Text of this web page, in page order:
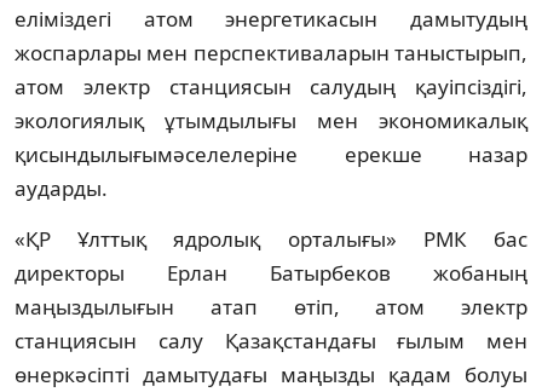
еліміздегі атом энергетикасын дамытудың
жоспарлары мен перспективаларын таныстырып,
атом электр станциясын салудың қауіпсіздігі,
экологиялық ұтымдылығы мен экономикалық
қисындылығымәселелеріне ерекше назар
аударды.
«ҚР Ұлттық ядролық орталығы» РМК бас
директоры Ерлан Батырбеков жобаның
маңыздылығын атап өтіп, атом электр
станциясын салу Қазақстандағы ғылым мен
өнеркәсіпті дамытудағы маңызды қадам болуы